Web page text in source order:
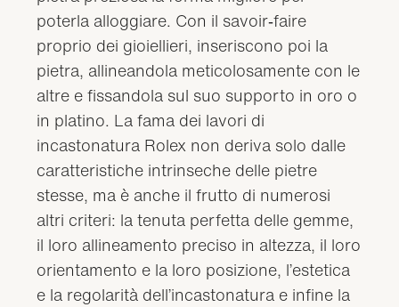
poterla alloggiare. Con il savoir‑faire
proprio dei gioiellieri, inseriscono poi la
pietra, allineandola meticolosamente con le
altre e fissandola sul suo supporto in oro o
in platino. La fama dei lavori di
incastonatura Rolex non deriva solo dalle
caratteristiche intrinseche delle pietre
stesse, ma è anche il frutto di numerosi
altri criteri: la tenuta perfetta delle gemme,
il loro allineamento preciso in altezza, il loro
orientamento e la loro posizione, l’estetica
e la regolarità dell’incastonatura e infine la